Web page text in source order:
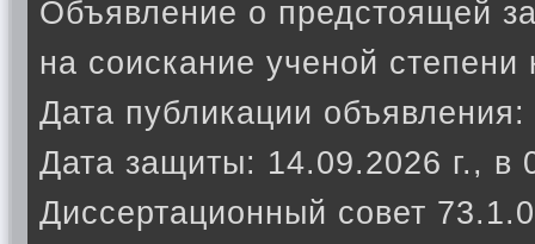
Объявление о предстоящей
на соискание ученой степени
Дата публикации объявления:
Дата защиты: 14.09.2026 г., в
Диссертационный совет